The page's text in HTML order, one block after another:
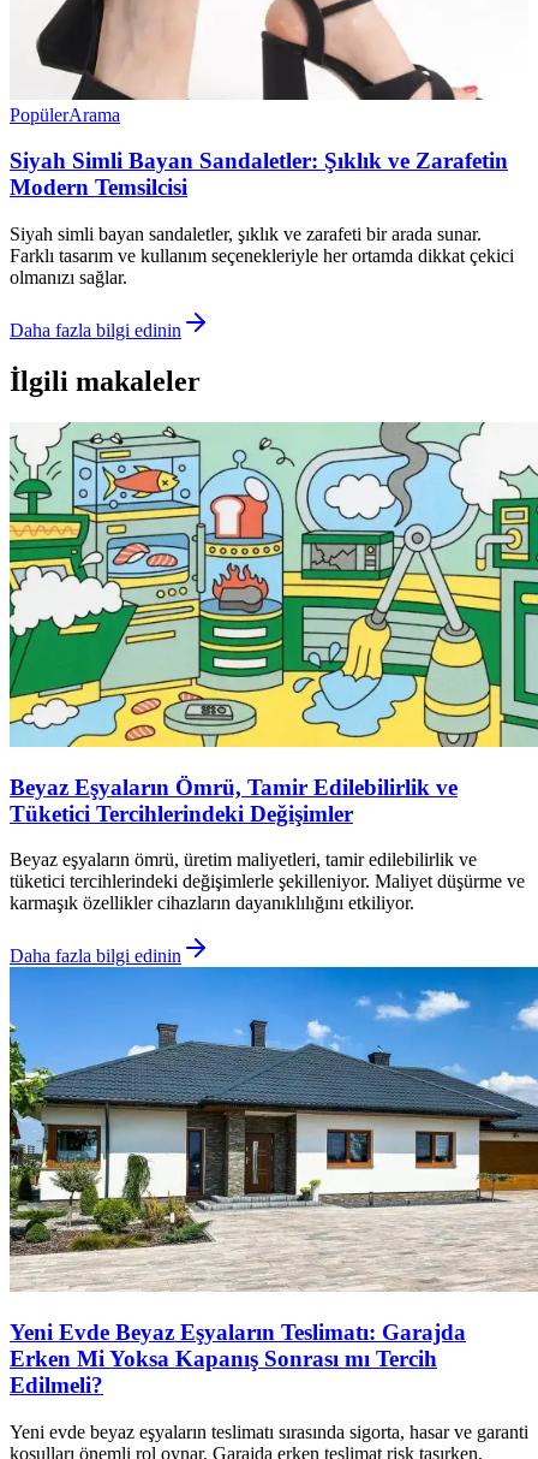
PopülerArama
Siyah Simli Bayan Sandaletler: Şıklık ve Zarafetin
Modern Temsilcisi
Siyah simli bayan sandaletler, şıklık ve zarafeti bir arada sunar.
Farklı tasarım ve kullanım seçenekleriyle her ortamda dikkat çekici
olmanızı sağlar.
Daha fazla bilgi edinin
İlgili makaleler
Beyaz Eşyaların Ömrü, Tamir Edilebilirlik ve
Tüketici Tercihlerindeki Değişimler
Beyaz eşyaların ömrü, üretim maliyetleri, tamir edilebilirlik ve
tüketici tercihlerindeki değişimlerle şekilleniyor. Maliyet düşürme ve
karmaşık özellikler cihazların dayanıklılığını etkiliyor.
Daha fazla bilgi edinin
Yeni Evde Beyaz Eşyaların Teslimatı: Garajda
Erken Mi Yoksa Kapanış Sonrası mı Tercih
Edilmeli?
Yeni evde beyaz eşyaların teslimatı sırasında sigorta, hasar ve garanti
koşulları önemli rol oynar. Garajda erken teslimat risk taşırken,